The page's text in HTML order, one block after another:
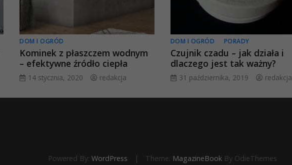
DOM I OGRÓD
Kominek z płaszczem wodnym
– efektywne źródło ciepła
14 stycznia, 2020 redakcja
DOM I OGRÓD PORADY
Czujnik czadu – jak działa i
dlaczego jest tak ważny?
31 października, 2019 redakcja
Powered By: WordPress | Theme: MagazineBook By OdieThemes